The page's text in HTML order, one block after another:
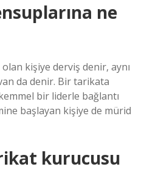
ne
kişiye derviş denir, aynı
da denir. Bir tarikata
bir liderle bağlantı
başlayan kişiye de mürid
kurucusu